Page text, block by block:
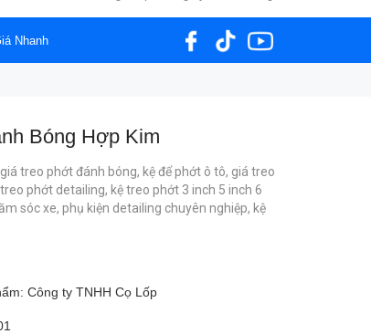
Nhanh
Bóng Hợp Kim
giá treo phớt đánh bóng, kệ để phớt ô tô, giá treo
phớt detailing, kệ treo phớt 3 inch 5 inch 6
sóc xe, phụ kiện detailing chuyên nghiệp, kệ
Công ty TNHH Cọ Lốp